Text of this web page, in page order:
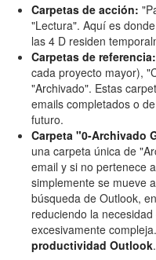
Carpetas de acción:
"Lectura". Aquí es
las 4 D residen
Carpetas de referencia:
cada proyecto mayor),
"Archivado". Estas
emails completados o
futuro.
Carpeta "0-Archivado
una carpeta única de
email y si no pertenece
simplemente se mueve
búsqueda de Outlook,
reduciendo la
excesivamente
productividad Outlook.